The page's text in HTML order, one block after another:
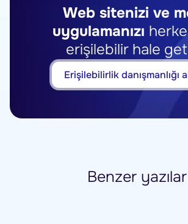
Web sitenizi ve
uygulamanızı
erişilebilir hale
Erişilebilirlik danışmanlığı
Benzer yazılar